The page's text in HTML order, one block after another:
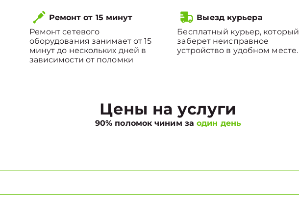
Ремонт от 15 минут
Ремонт сетевого
оборудования занимает от 15
минут до нескольких дней в
зависимости от поломки
Выезд курьера
Бесплатный курьер, который
заберет неисправное
устройство в удобном месте.
Цены на услуги
90% поломок чиним заодин день